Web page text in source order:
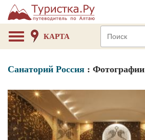
КАРТА
Санаторий Россия : Фотографии